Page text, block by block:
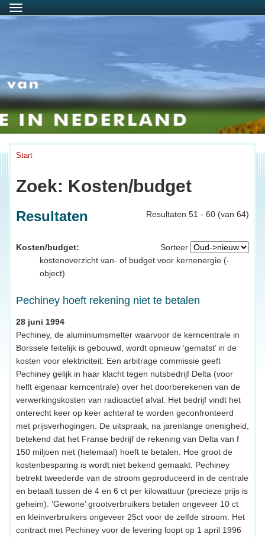
Menu
Start
Zoek: Kosten/budget
Resultaten 51 - 60 (van 64)
Resultaten
Sorteer
Kosten/budget:
kostenoverzicht van- of budget voor kernenergie (-
object)
Pechiney hoeft rekening niet te betalen
28 juni 1994
Pechiney, de aluminiumsmelter waarvoor de kerncentrale in
Borssele feitelijk is gebouwd, wordt opnieuw ‘gematst’ in de
kosten voor elektriciteit. Een arbitrage commissie geeft
Pechiney gelijk in haar klacht tegen nutsbedrijf Delta (voor
helft eigenaar kerncentrale) over het doorberekenen van de
verwerkingskosten van radioactief afval. Het bedrijf vindt het
onterecht keer op keer achteraf te worden geconfronteerd
met prijsverhogingen. De uitspraak, na jarenlange onenigheid,
betekend dat het Franse bedrijf de rekening van Delta van f
150 miljoen niet (helemaal) hoeft te betalen. Hoe groot de
kostenbesparing is wordt niet bekend gemaakt. Pechiney
betrekt tweederde van de stroom geproduceerd in de centrale
en betaalt tussen de 4 en 6 ct per kilowattuur (precieze prijs is
geheim). ‘Gewone’ grootverbruikers betalen ongeveer 10 ct
en kleinverbruikers ongeveer 25ct voor de zelfde stroom. Het
contract met Pechiney voor de levering loopt op 1 april 1996